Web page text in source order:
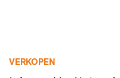
VERKOPEN